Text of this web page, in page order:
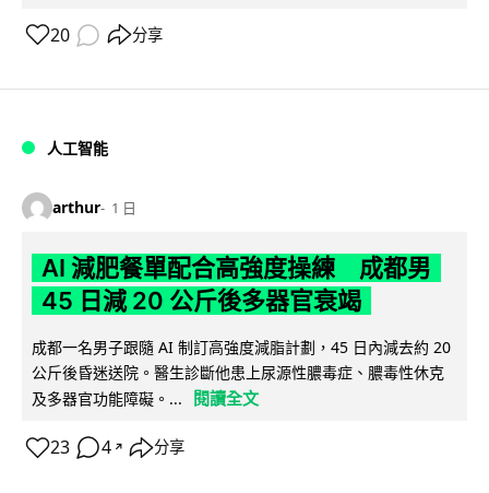
20 分享
人工智能
arthur 1 日
AI 減肥餐單配合高強度操練 成都男
45 日減 20 公斤後多器官衰竭
成都一名男子跟隨 AI 制訂高強度減脂計劃，45 日內減去約 20
公斤後昏迷送院。醫生診斷他患上尿源性膿毒症、膿毒性休克
及多器官功能障礙。...
閱讀全文
23 4 ↗ 分享